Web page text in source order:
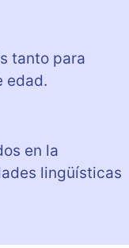
tanto para
edad.
en la
lingüísticas